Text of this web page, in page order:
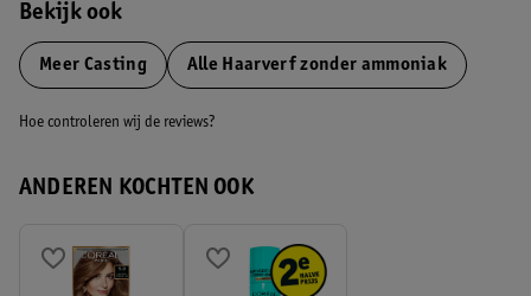
Bekijk ook
Meer Casting Alle Haarverf zonder ammoniak
Hoe controleren wij de reviews?
ANDEREN KOCHTEN OOK